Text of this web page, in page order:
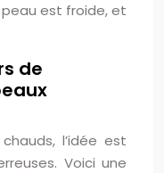
peau est froide, et
de
l’idée est
Voici une